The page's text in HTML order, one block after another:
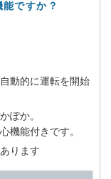
ですか？
動的に運転を開始
ぽか。
機能付きです。
ります